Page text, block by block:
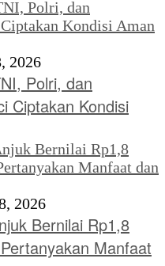
2026
Polri, dan
Ciptakan Kondisi
2026
Bernilai Rp1,8
Manfaat